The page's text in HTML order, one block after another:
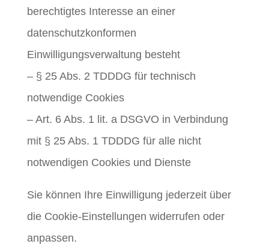
berechtigtes Interesse an einer
datenschutzkonformen
Einwilligungsverwaltung besteht
– § 25 Abs. 2 TDDDG für technisch
notwendige Cookies
– Art. 6 Abs. 1 lit. a DSGVO in Verbindung
mit § 25 Abs. 1 TDDDG für alle nicht
notwendigen Cookies und Dienste
Sie können Ihre Einwilligung jederzeit über
die Cookie-Einstellungen widerrufen oder
anpassen.